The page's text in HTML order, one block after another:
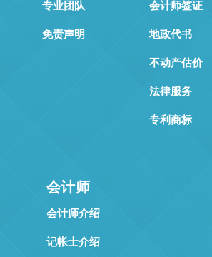
专业团队
免责声明
会计师签证
地政代书
不动产估价
法律服务
专利商标
会计师
会计师介绍
记帐士介绍